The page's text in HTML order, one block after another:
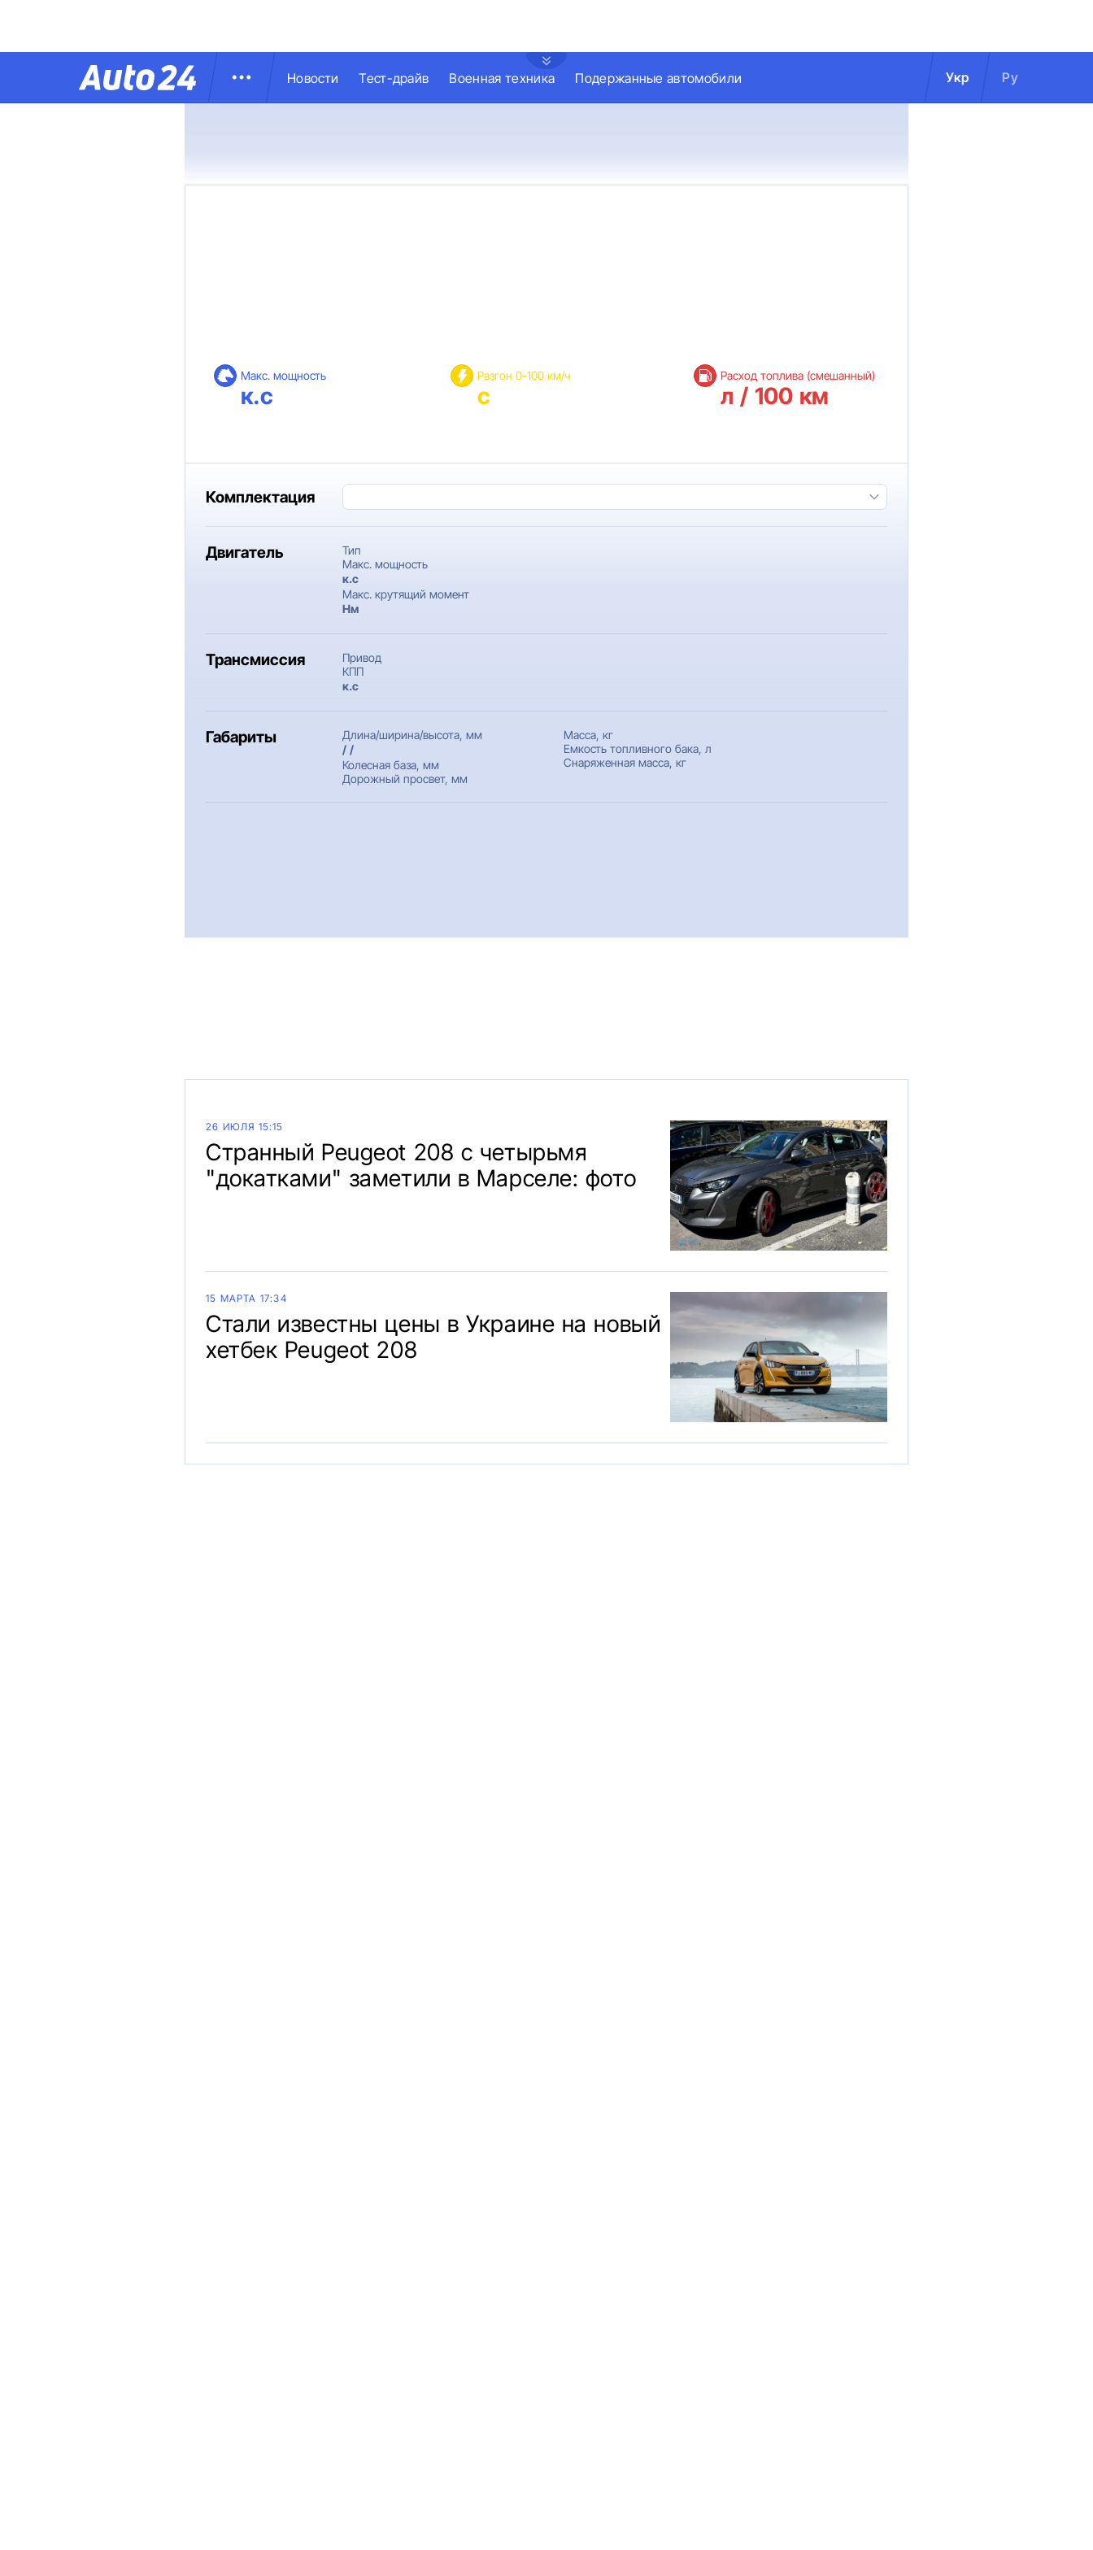
Новости Тест-драйв Военная техника Подержанные автомобили Укр Ру
Макс. мощность
к.с
Разгон 0-100 км/ч
с
Расход топлива (смешанный)
л / 100 км
Комплектация
Двигатель
Тип
Макс. мощность
к.c
Макс. крутящий момент
Нм
Трансмиссия
Привод
КПП
к.c
Габариты
Длина/ширина/высота, мм
/ /
Колесная база, мм
Дорожный просвет, мм
Масса, кг
Емкость топливного бака, л
Снаряженная масса, кг
26 ИЮЛЯ 15:15
Странный Peugeot 208 с четырьмя
"докатками" заметили в Марселе: фото
15 МАРТА 17:34
Стали известны цены в Украине на новый
хетбек Peugeot 208